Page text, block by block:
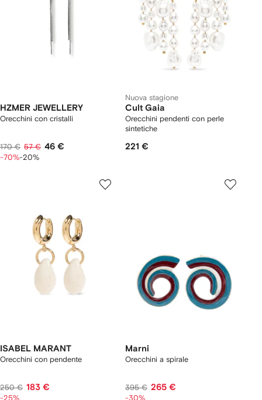
HZMER JEWELLERY
Orecchini con cristalli
170 € 57 € 46 €
-70%-20%
Nuova stagione
Cult Gaia
Orecchini pendenti con perle
sintetiche
221 €
ISABEL MARANT
Orecchini con pendente
250 € 183 €
-25%
Marni
Orecchini a spirale
395 € 265 €
-30%